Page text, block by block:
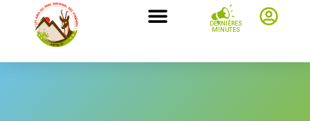
DERNIÈRES
MINUTES